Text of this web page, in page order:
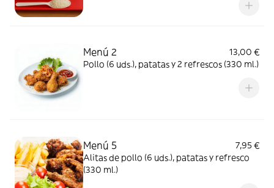
Menú 2
13,00 €
Pollo (6 uds.), patatas y 2 refrescos (330 ml.)
Menú 5
7,95 €
Alitas de pollo (6 uds.), patatas y refresco
(330 ml.)